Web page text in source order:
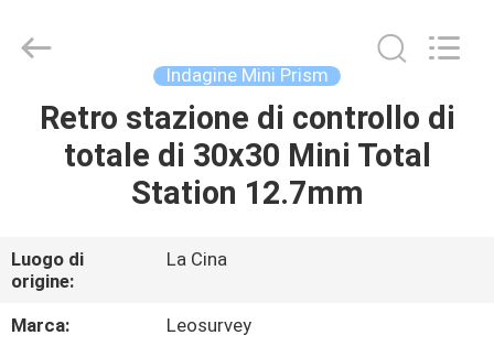
CASA
PRODOTTI
CIRCA
NOI
Survey
Instrument
Reserved.
Indagine Mini Prism
Retro stazione di controllo di
totale di 30x30 Mini Total
Station 12.7mm
Luogo di
origine:
La Cina
Marca:
Leosurvey